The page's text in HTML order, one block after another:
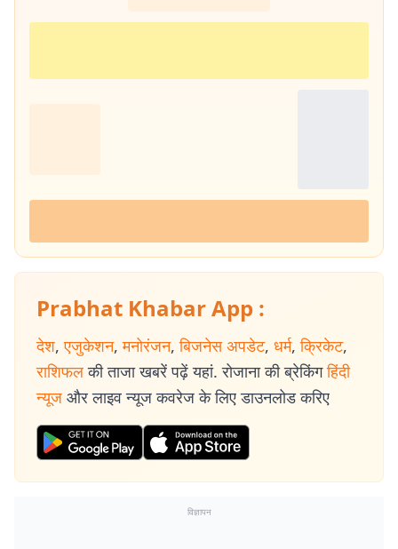
Prabhat Khabar App :
देश, एजुकेशन, मनोरंजन, बिजनेस अपडेट, धर्म, क्रिकेट,
राशिफल की ताजा खबरें पढ़ें यहां. रोजाना की ब्रेकिंग हिंदी
न्यूज और लाइव न्यूज कवरेज के लिए डाउनलोड करिए
विज्ञापन